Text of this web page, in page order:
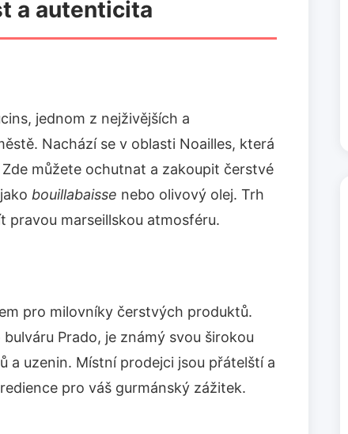
a autenticita
jednom z nejživějších a
Nachází se v oblasti Noailles, která
můžete ochutnat a zakoupit čerstvé
bouillabaisse nebo olivový olej. Trh
pravou marseillskou atmosféru.
pro milovníky čerstvých produktů.
Prado, je známý svou širokou
a uzenin. Místní prodejci jsou přátelští a
pro váš gurmánský zážitek.